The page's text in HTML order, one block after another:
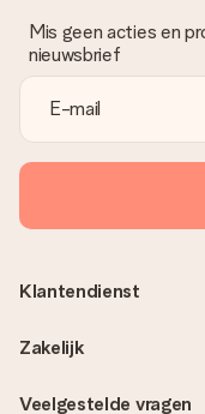
Mis geen acties en
nieuwsbrief
Veelgestelde vragen
Klantendienst
Zakelijk